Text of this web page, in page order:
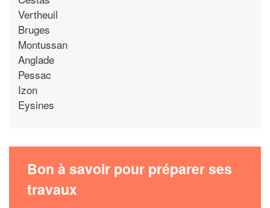
Vertheuil
Bruges
Montussan
Anglade
Pessac
Izon
Eysines
Bon à savoir pour préparer ses
travaux